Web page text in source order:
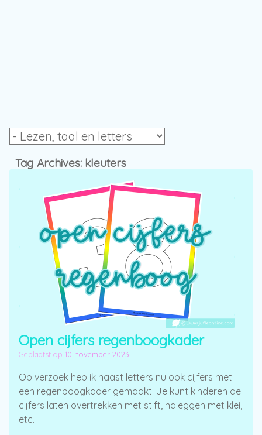
Tag Archives: kleuters
Open cijfers regenboogkader
Geplaatst op 10 november 2023
Op verzoek heb ik naast letters nu ook cijfers met
een regenboogkader gemaakt. Je kunt kinderen de
cijfers laten overtrekken met stift, naleggen met klei,
etc.